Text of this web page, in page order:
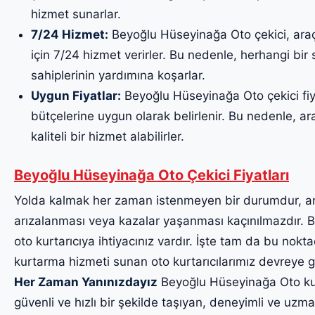
hizmet sunarlar.
7/24 Hizmet: Beyoğlu Hüseyinağa Oto çekici,
için 7/24 hizmet verirler. Bu nedenle, herhangi bir
sahiplerinin yardımına koşarlar.
Uygun Fiyatlar: Beyoğlu Hüseyinağa Oto çekici
bütçelerine uygun olarak belirlenir. Bu nedenle,
kaliteli bir hizmet alabilirler.
Beyoğlu Hüseyinağa Oto Çekici Fiyatları
Yolda kalmak her zaman istenmeyen bir durumdur,
arızalanması veya kazalar yaşanması
oto kurtarıcıya ihtiyacınız vardır. İşte tam da bu
kurtarma hizmeti sunan oto kurtarıcılarımız devreye
Her Zaman Yanınızdayız Beyoğlu Hüseyinağa Oto
güvenli ve hızlı bir şekilde taşıyan, deneyimli ve